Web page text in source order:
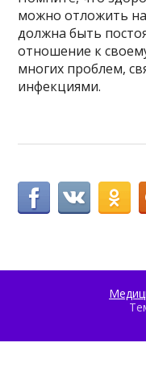
можно отложить
должна быть
отношение к
многих проблем,
инфекциями.